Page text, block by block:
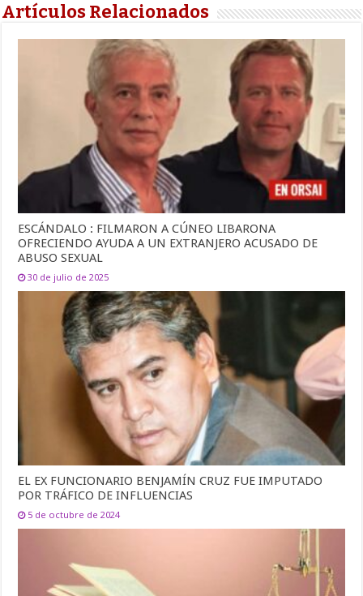
Artículos Relacionados
ESCÁNDALO : FILMARON A CÚNEO LIBARONA
OFRECIENDO AYUDA A UN EXTRANJERO ACUSADO DE
ABUSO SEXUAL
30 de julio de 2025
EL EX FUNCIONARIO BENJAMÍN CRUZ FUE IMPUTADO
POR TRÁFICO DE INFLUENCIAS
5 de octubre de 2024